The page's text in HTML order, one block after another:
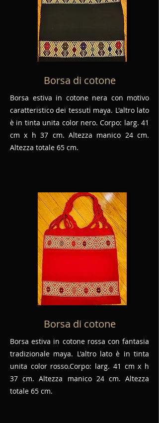
Borsa di cotone
Borsa estiva in cotone nera con motivo
caratteristico dei tessuti maya. L'altro lato
è in tinta unita color nero. Corpo: larg. 41
cm x h 37 cm. Altezza manico 24 cm.
Altezza totale 65 cm.
Borsa di cotone
Borsa estiva in cotone rossa con fantasia
tradizionale maya. L'altro lato è in tinta
unita color rosso.Corpo: larg. 41 cm x h
37 cm. Altezza manico 24 cm. Altezza
totale 65 cm.